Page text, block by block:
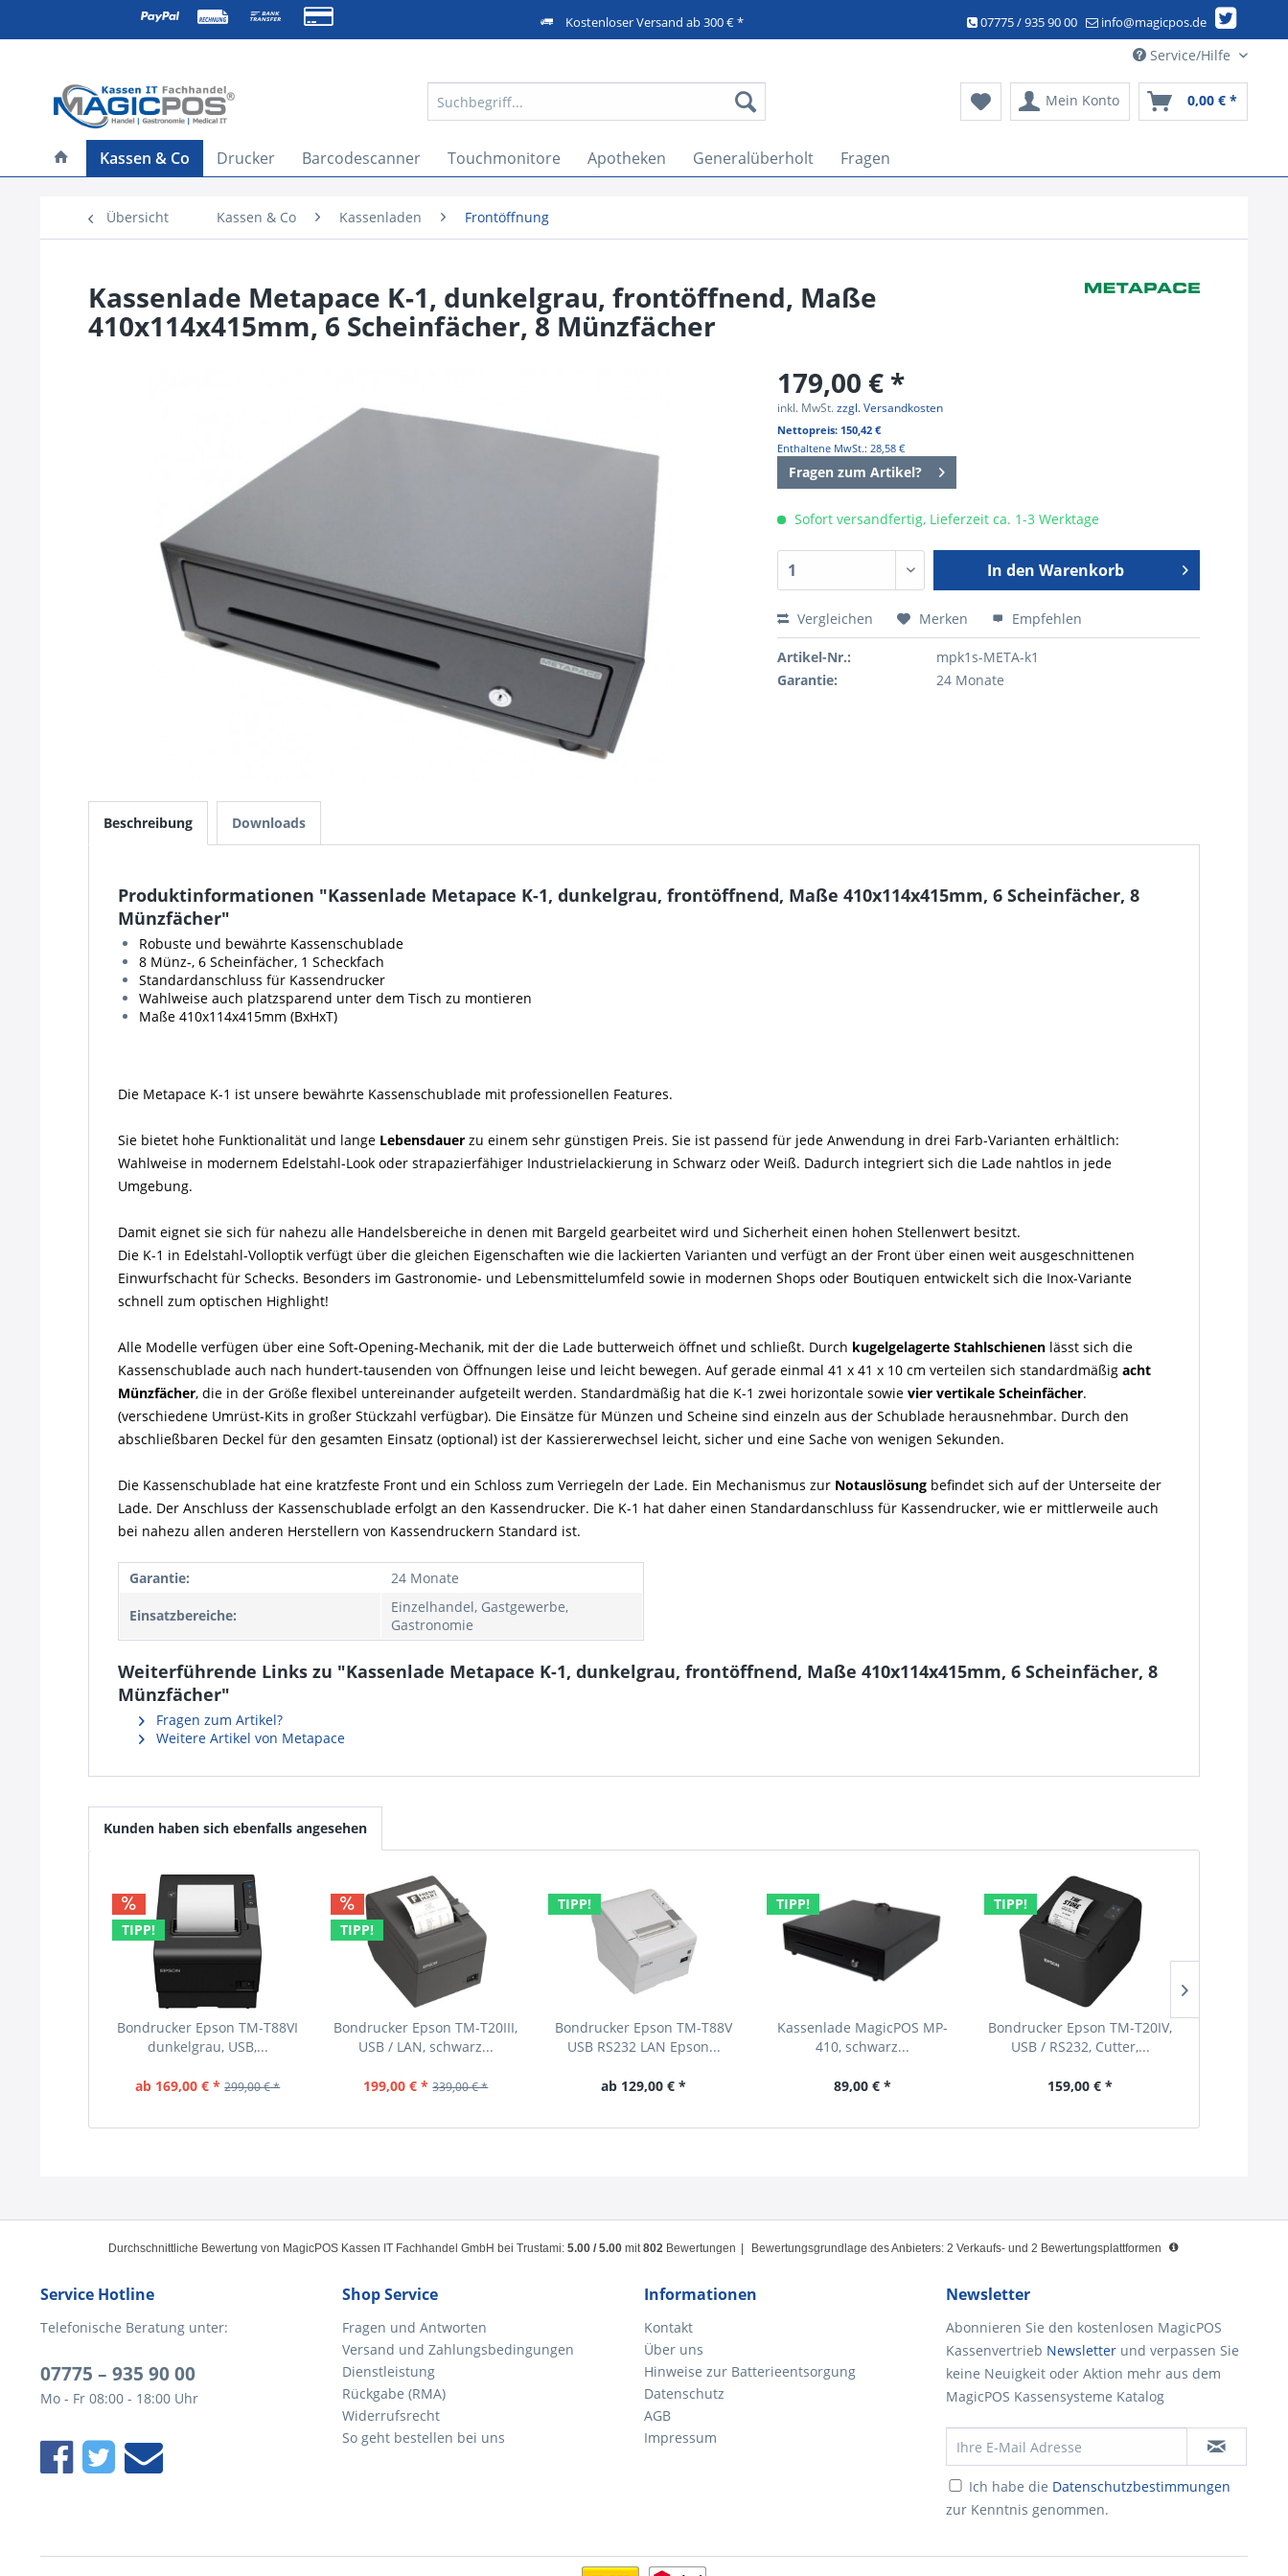
Kostenloser Versand ab 300 € * 07775 / 935 90 00 info@magicpos.de
Service/Hilfe
Mein Konto 0,00 € *
Kassen & Co Drucker Barcodescanner Touchmonitore Apotheken Generalüberholt Fragen
Übersicht Kassen & Co Kassenladen Frontöffnung
Kassenlade Metapace K-1, dunkelgrau, frontöffnend, Maße
410x114x415mm, 6 Scheinfächer, 8 Münzfächer
179,00 € *
inkl. MwSt.zzgl. Versandkosten
Nettopreis: 150,42 €
Enthaltene MwSt.: 28,58 €
Fragen zum Artikel?
Sofort versandfertig, Lieferzeit ca. 1-3 Werktage
In den Warenkorb
Vergleichen Merken Empfehlen
Artikel-Nr.:
mpk1s-META-k1
Garantie:
24 Monate
Beschreibung Downloads
Produktinformationen "Kassenlade Metapace K-1, dunkelgrau, frontöffnend, Maße 410x114x415mm, 6 Scheinfächer, 8
Münzfächer"
Robuste und bewährte Kassenschublade
8 Münz-, 6 Scheinfächer, 1 Scheckfach
Standardanschluss für Kassendrucker
Wahlweise auch platzsparend unter dem Tisch zu montieren
Maße 410x114x415mm (BxHxT)
Die Metapace K-1 ist unsere bewährte Kassenschublade mit professionellen Features.
Sie bietet hohe Funktionalität und lange Lebensdauer zu einem sehr günstigen Preis. Sie ist passend für jede Anwendung in drei Farb-Varianten erhältlich:
Wahlweise in modernem Edelstahl-Look oder strapazierfähiger Industrielackierung in Schwarz oder Weiß. Dadurch integriert sich die Lade nahtlos in jede
Umgebung.
Damit eignet sie sich für nahezu alle Handelsbereiche in denen mit Bargeld gearbeitet wird und Sicherheit einen hohen Stellenwert besitzt.
Die K-1 in Edelstahl-Volloptik verfügt über die gleichen Eigenschaften wie die lackierten Varianten und verfügt an der Front über einen weit ausgeschnittenen
Einwurfschacht für Schecks. Besonders im Gastronomie- und Lebensmittelumfeld sowie in modernen Shops oder Boutiquen entwickelt sich die Inox-Variante
schnell zum optischen Highlight!
Alle Modelle verfügen über eine Soft-Opening-Mechanik, mit der die Lade butterweich öffnet und schließt. Durch kugelgelagerte Stahlschienen lässt sich die
Kassenschublade auch nach hundert-tausenden von Öffnungen leise und leicht bewegen. Auf gerade einmal 41 x 41 x 10 cm verteilen sich standardmäßig acht
Münzfächer, die in der Größe flexibel untereinander aufgeteilt werden. Standardmäßig hat die K-1 zwei horizontale sowie vier vertikale Scheinfächer.
(verschiedene Umrüst-Kits in großer Stückzahl verfügbar). Die Einsätze für Münzen und Scheine sind einzeln aus der Schublade herausnehmbar. Durch den
abschließbaren Deckel für den gesamten Einsatz (optional) ist der Kassiererwechsel leicht, sicher und eine Sache von wenigen Sekunden.
Die Kassenschublade hat eine kratzfeste Front und ein Schloss zum Verriegeln der Lade. Ein Mechanismus zur Notauslösung befindet sich auf der Unterseite der
Lade. Der Anschluss der Kassenschublade erfolgt an den Kassendrucker. Die K-1 hat daher einen Standardanschluss für Kassendrucker, wie er mittlerweile auch
bei nahezu allen anderen Herstellern von Kassendruckern Standard ist.
Garantie: 24 Monate
Einsatzbereiche:
Einzelhandel, Gastgewerbe,
Gastronomie
Weiterführende Links zu "Kassenlade Metapace K-1, dunkelgrau, frontöffnend, Maße 410x114x415mm, 6 Scheinfächer, 8
Münzfächer"
Fragen zum Artikel?
Weitere Artikel von Metapace
Kunden haben sich ebenfalls angesehen
TIPP!
Bondrucker Epson TM-T88VI
dunkelgrau, USB,...
ab 169,00 € * 299,00 € *
TIPP!
Bondrucker Epson TM-T20III,
USB / LAN, schwarz...
199,00 € * 339,00 € *
TIPP!
Bondrucker Epson TM-T88V
USB RS232 LAN Epson...
ab 129,00 € *
TIPP!
Kassenlade MagicPOS MP-
410, schwarz...
89,00 € *
TIPP!
Bondrucker Epson TM-T20IV,
USB / RS232, Cutter,...
159,00 € *
Durchschnittliche Bewertung von MagicPOS Kassen IT Fachhandel GmbH bei Trustami: 5.00 / 5.00 mit802 Bewertungen Bewertungsgrundlage des Anbieters: 2 Verkaufs- und 2 Bewertungsplattformen
Service Hotline
Telefonische Beratung unter:
07775 – 935 90 00
Mo - Fr 08:00 - 18:00 Uhr
Shop Service
Fragen und Antworten
Versand und Zahlungsbedingungen
Dienstleistung
Rückgabe (RMA)
Widerrufsrecht
So geht bestellen bei uns
Informationen
Kontakt
Über uns
Hinweise zur Batterieentsorgung
Datenschutz
AGB
Impressum
Newsletter
Abonnieren Sie den kostenlosen MagicPOS
Kassenvertrieb Newsletter und verpassen Sie
keine Neuigkeit oder Aktion mehr aus dem
MagicPOS Kassensysteme Katalog
Ich habe die Datenschutzbestimmungen
zur Kenntnis genommen.